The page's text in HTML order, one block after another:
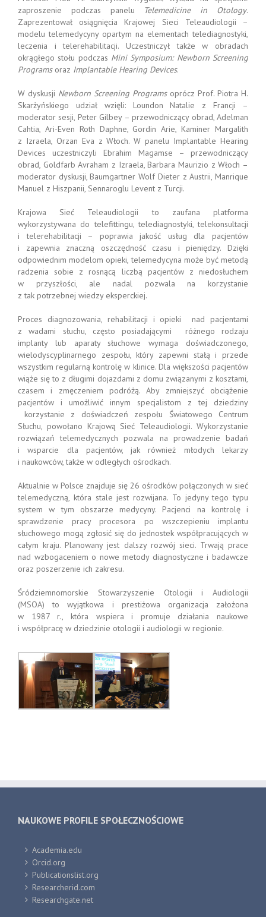
zaproszenie podczas panelu Telemedicine in Otology.
Zaprezentował osiągnięcia Krajowej Sieci Teleaudiologii –
modelu telemedycyny opartym na elementach telediagnostyki,
leczenia i telerehabilitacji. Uczestniczył także w obradach
okrągłego stołu podczas Mini Symposium: Newborn Screening
Programsoraz Implantable Hearing Devices.
W dyskusji Newborn Screening Programsoprócz Prof. Piotra H.
Skarżyńskiego udział wzięli: Loundon Natalie z Francji –
moderator sesji, Peter Gilbey – przewodniczący obrad, Adelman
Cahtia, Ari-Even Roth Daphne, Gordin Arie, Kaminer Margalith
z Izraela, Orzan Eva z Włoch. W panelu Implantable Hearing
Devices uczestniczyli Ebrahim Magamse – przewodniczący
obrad, Goldfarb Avraham z Izraela, Barbara Maurizio z Włoch –
moderator dyskusji, Baumgartner Wolf Dieter z Austrii, Manrique
Manuel z Hiszpanii, Sennaroglu Levent z Turcji.
Krajowa Sieć Teleaudiologii to zaufana platforma
wykorzystywana do telefittingu, telediagnostyki, telekonsultacji
i telerehabilitacji – poprawia jakość usług dla pacjentów
i zapewnia znaczną oszczędność czasu i pieniędzy. Dzięki
odpowiednim modelom opieki, telemedycyna może być metodą
radzenia sobie z rosnącą liczbą pacjentów z niedosłuchem
w przyszłości, ale nadal pozwala na korzystanie
z tak potrzebnej wiedzy eksperckiej.
Proces diagnozowania, rehabilitacji i opieki nad pacjentami
z wadami słuchu, często posiadającymi różnego rodzaju
implanty lub aparaty słuchowe wymaga doświadczonego,
wielodyscyplinarnego zespołu, który zapewni stałą i przede
wszystkim regularną kontrolę w klinice. Dla większości pacjentów
wiąże się to z długimi dojazdami z domu związanymi z kosztami,
czasem i zmęczeniem podróżą. Aby zmniejszyć obciążenie
pacjentów i umożliwić innym specjalistom z tej dziedziny
korzystanie z doświadczeń zespołu Światowego Centrum
Słuchu, powołano Krajową Sieć Teleaudiologii. Wykorzystanie
rozwiązań telemedycznych pozwala na prowadzenie badań
i wsparcie dla pacjentów, jak również młodych lekarzy
i naukowców, także w odległych ośrodkach.
Aktualnie w Polsce znajduje się 26 ośrodków połączonych w sieć
telemedyczną, która stale jest rozwijana. To jedyny tego typu
system w tym obszarze medycyny. Pacjenci na kontrolę i
sprawdzenie pracy procesora po wszczepieniu implantu
słuchowego mogą zgłosić się do jednostek współpracujących w
całym kraju. Planowany jest dalszy rozwój sieci. Trwają prace
nad wzbogaceniem o nowe metody diagnostyczne i badawcze
oraz poszerzenie ich zakresu.
Śródziemnomorskie Stowarzyszenie Otologii i Audiologii
(MSOA) to wyjątkowa i prestiżowa organizacja założona
w 1987 r., która wspiera i promuje działania naukowe
i współpracę w dziedzinie otologii i audiologii w regionie.
NAUKOWE PROFILE SPOŁECZNOŚCIOWE
Academia.edu
Orcid.org
Publicationslist.org
Researcherid.com
Researchgate.net